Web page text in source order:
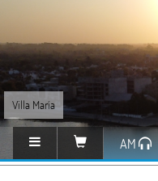
Villa María
AM